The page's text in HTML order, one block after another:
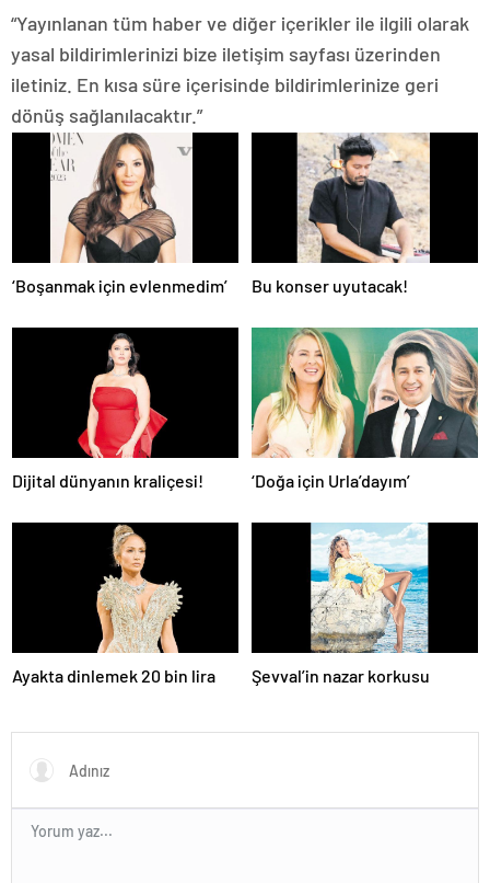
“Yayınlanan tüm haber ve diğer içerikler ile ilgili olarak
yasal bildirimlerinizi bize iletişim sayfası üzerinden
iletiniz. En kısa süre içerisinde bildirimlerinize geri
dönüş sağlanılacaktır.”
‘Boşanmak için evlenmedim’ Bu konser uyutacak!
Dijital dünyanın kraliçesi! ‘Doğa için Urla’dayım’
Ayakta dinlemek 20 bin lira Şevval’in nazar korkusu